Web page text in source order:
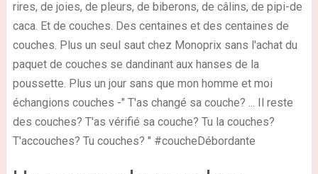
rires, de joies, de pleurs, de biberons, de câlins, de pipi-de
caca. Et de couches. Des centaines et des centaines de
couches. Plus un seul saut chez Monoprix sans l'achat du
paquet de couches se dandinant aux hanses de la
poussette. Plus un jour sans que mon homme et moi
échangions couches -" T'as changé sa couche? ... Il reste
des couches? T'as vérifié sa couche? Tu la couches?
T'accouches? Tu couches? " #coucheDébordante